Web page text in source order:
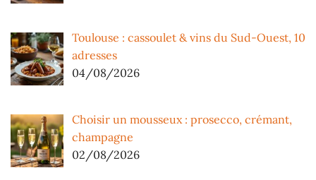
Toulouse : cassoulet & vins du Sud-Ouest, 10
adresses
04/08/2026
Choisir un mousseux : prosecco, crémant,
champagne
02/08/2026